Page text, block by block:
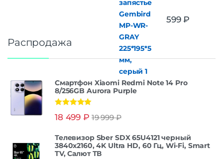
599₽
Распродажа
Смартфон Xiaomi Redmi Note 14 Pro
8/256GB Aurora Purple
из 5
18 499 ₽ 19 999₽
Телевизор Sber SDX 65U4121 черный
3840x2160, 4K Ultra HD, 60 Гц, Wi-Fi, Smart
TV, Салют ТВ